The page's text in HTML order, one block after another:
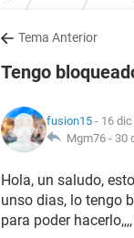
Tema Anterior
Tengo
fusion15 - 16
Mgm76 - 30
Hola, un saludo,
unso dias, lo tengo
para poder